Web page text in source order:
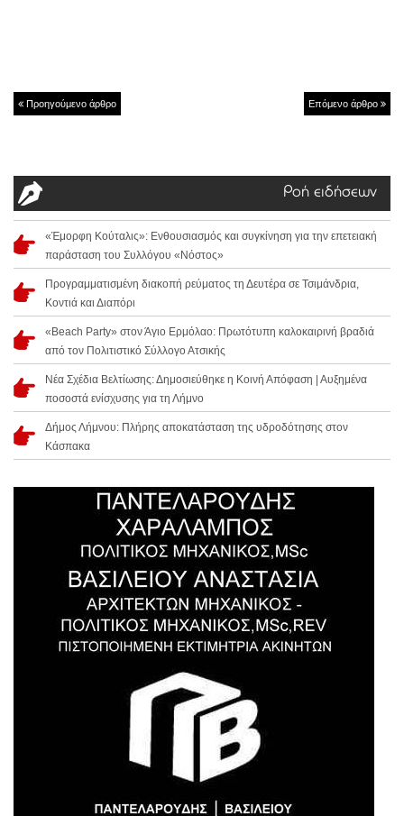
Προηγούμενο άρθρο Επόμενο άρθρο
Ροή ειδήσεων
«Έμορφη Κούταλις»: Ενθουσιασμός και συγκίνηση για την επετειακή
παράσταση του Συλλόγου «Νόστος»
Προγραμματισμένη διακοπή ρεύματος τη Δευτέρα σε Τσιμάνδρια,
Κοντιά και Διαπόρι
«Beach Party» στον Άγιο Ερμόλαο: Πρωτότυπη καλοκαιρινή βραδιά
από τον Πολιτιστικό Σύλλογο Ατσικής
Νέα Σχέδια Βελτίωσης: Δημοσιεύθηκε η Κοινή Απόφαση | Αυξημένα
ποσοστά ενίσχυσης για τη Λήμνο
Δήμος Λήμνου: Πλήρης αποκατάσταση της υδροδότησης στον
Κάσπακα